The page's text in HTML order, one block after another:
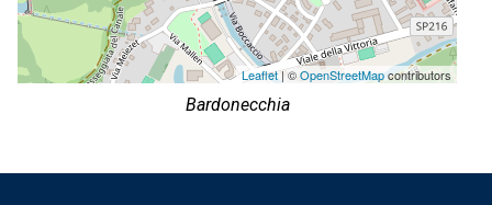
Leaflet| ©OpenStreetMapcontributors
Bardonecchia